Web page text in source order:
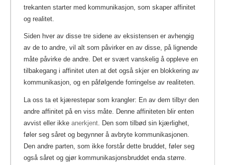
trekanten starter med kommunikasjon, som skaper affinitet
og realitet.
Siden hver av disse tre sidene av eksistensen er avhengig
av de to andre, vil alt som påvirker en av disse, på lignende
måte påvirke de andre. Det er svært vanskelig å oppleve en
tilbakegang i affinitet uten at det også skjer en blokkering av
kommunikasjon, og en påfølgende forringelse av realiteten.
La oss ta et kjærestepar som krangler: En av dem tilbyr den
andre affinitet på en viss måte. Denne affiniteten blir enten
avvist eller ikke anerkjent. Den som tilbød sin kjærlighet,
føler seg såret og begynner å avbryte kommunikasjonen.
Den andre parten, som ikke forstår dette bruddet, føler seg
også såret og gjør kommunikasjonsbruddet enda større.